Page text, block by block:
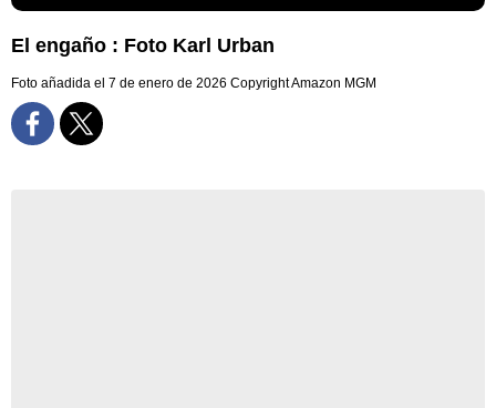
El engaño : Foto Karl Urban
Foto añadida el 7 de enero de 2026 Copyright Amazon MGM